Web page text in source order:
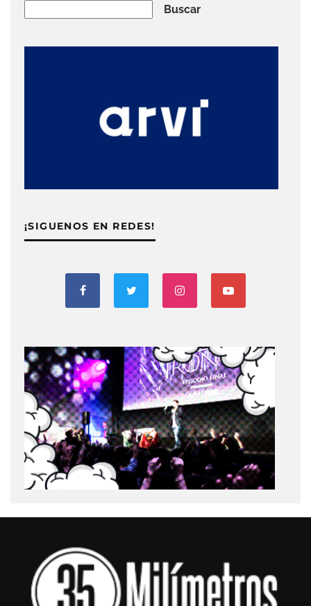
Buscar
¡SIGUENOS EN REDES!